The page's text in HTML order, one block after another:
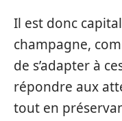
Il est donc
champagne,
de s’adapter à
répondre aux
tout en